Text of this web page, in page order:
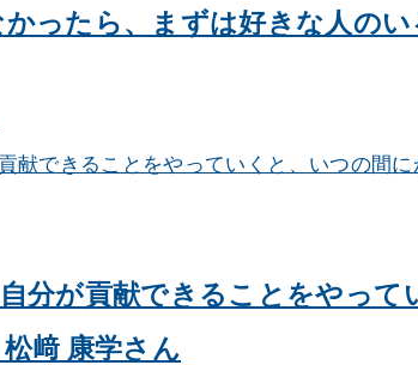
ったら、まずは好きな人の
分が貢献できることをやって
﨑 康学さん